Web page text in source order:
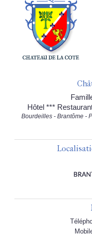
Hôtel ***
Bourdeilles - Brantôme -